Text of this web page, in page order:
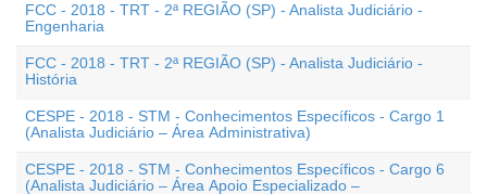
FCC - 2018 - TRT - 2ª REGIÃO (SP) - Analista Judiciário -
Engenharia
FCC - 2018 - TRT - 2ª REGIÃO (SP) - Analista Judiciário -
História
CESPE - 2018 - STM - Conhecimentos Específicos - Cargo 1
(Analista Judiciário – Área Administrativa)
CESPE - 2018 - STM - Conhecimentos Específicos - Cargo 6
(Analista Judiciário – Área Apoio Especializado –